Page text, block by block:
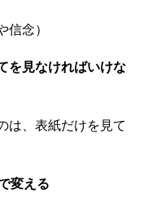
信念）
を見なければいけな
は、表紙だけを見て
変える